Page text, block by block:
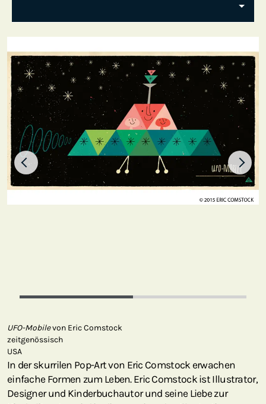
UFO-Mobilevon Eric Comstock
zeitgenössisch
USA
In der skurrilen Pop-Art von Eric Comstock erwachen
einfache Formen zum Leben. Eric Comstock ist Illustrator,
Designer und Kinderbuchautor und seine Liebe zur